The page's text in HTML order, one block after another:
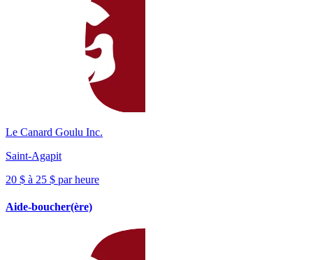
Le Canard Goulu Inc.
Saint-Agapit
20 $ à 25 $ par heure
Aide-boucher(ère)